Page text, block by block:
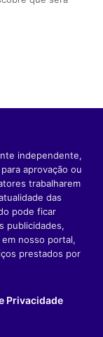
independente,
aprovação ou
trabalharem
das
pode ficar
publicidades,
nosso portal,
prestados por
Privacidade